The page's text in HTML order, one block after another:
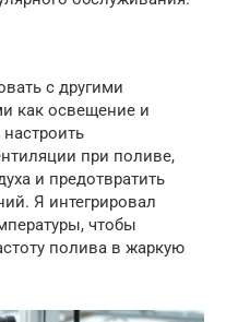
с другими
как освещение и
при поливе,
и предотвратить
Я интегрировал
чтобы
полива в жаркую